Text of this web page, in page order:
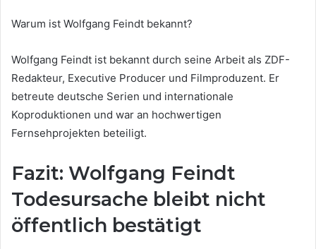
Warum ist Wolfgang Feindt bekannt?
Wolfgang Feindt ist bekannt durch seine Arbeit als ZDF-
Redakteur, Executive Producer und Filmproduzent. Er
betreute deutsche Serien und internationale
Koproduktionen und war an hochwertigen
Fernsehprojekten beteiligt.
Fazit: Wolfgang Feindt
Todesursache bleibt nicht
öffentlich bestätigt